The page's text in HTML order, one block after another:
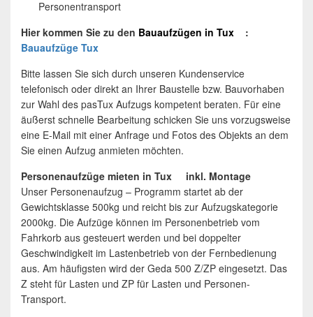
Personentransport
Hier kommen Sie zu den Bauaufzügen in Tux :
Bauaufzüge Tux
Bitte lassen Sie sich durch unseren Kundenservice
telefonisch oder direkt an Ihrer Baustelle bzw. Bauvorhaben
zur Wahl des pasTux Aufzugs kompetent beraten. Für eine
äußerst schnelle Bearbeitung schicken Sie uns vorzugsweise
eine E-Mail mit einer Anfrage und Fotos des Objekts an dem
Sie einen Aufzug anmieten möchten.
Personenaufzüge mieten in Tux inkl. Montage
Unser Personenaufzug – Programm startet ab der
Gewichtsklasse 500kg und reicht bis zur Aufzugskategorie
2000kg. Die Aufzüge können im Personenbetrieb vom
Fahrkorb aus gesteuert werden und bei doppelter
Geschwindigkeit im Lastenbetrieb von der Fernbedienung
aus. Am häufigsten wird der Geda 500 Z/ZP eingesetzt. Das
Z steht für Lasten und ZP für Lasten und Personen-
Transport.